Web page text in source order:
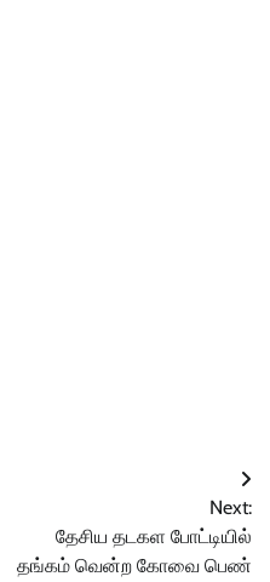
Next:
தேசிய தடகள போட்டியில்
தங்கம் வென்ற கோவை பெண்